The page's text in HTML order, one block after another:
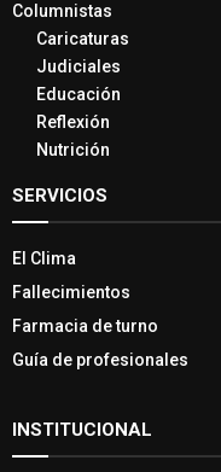
Columnistas
Caricaturas
Judiciales
Educación
Reflexión
Nutrición
SERVICIOS
El Clima
Fallecimientos
Farmacia de turno
Guía de profesionales
INSTITUCIONAL